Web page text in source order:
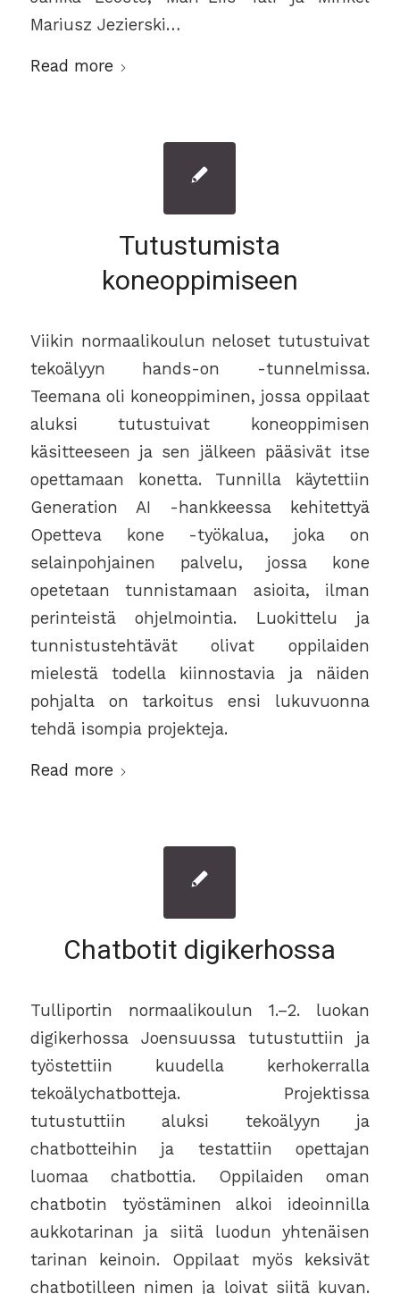
Mariusz Jezierski…
Read more
Tutustumista
koneoppimiseen
Viikin normaalikoulun neloset tutustuivat
tekoälyyn hands-on -tunnelmissa.
Teemana oli koneoppiminen, jossa oppilaat
aluksi tutustuivat koneoppimisen
käsitteeseen ja sen jälkeen pääsivät itse
opettamaan konetta. Tunnilla käytettiin
Generation AI -hankkeessa kehitettyä
Opetteva kone -työkalua, joka on
selainpohjainen palvelu, jossa kone
opetetaan tunnistamaan asioita, ilman
perinteistä ohjelmointia. Luokittelu ja
tunnistustehtävät olivat oppilaiden
mielestä todella kiinnostavia ja näiden
pohjalta on tarkoitus ensi lukuvuonna
tehdä isompia projekteja.
Read more
Chatbotit digikerhossa
Tulliportin normaalikoulun 1.–2. luokan
digikerhossa Joensuussa tutustuttiin ja
työstettiin kuudella kerhokerralla
tekoälychatbotteja. Projektissa
tutustuttiin aluksi tekoälyyn ja
chatbotteihin ja testattiin opettajan
luomaa chatbottia. Oppilaiden oman
chatbotin työstäminen alkoi ideoinnilla
aukkotarinan ja siitä luodun yhtenäisen
tarinan keinoin. Oppilaat myös keksivät
chatbotilleen nimen ja loivat siitä kuvan.